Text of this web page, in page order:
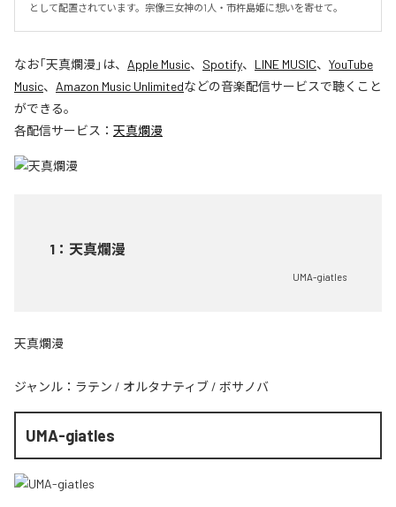
として配置されています。宗像三女神の1人・市杵島姫に想いを寄せて。
なお「天真爛漫 」は、 Apple Music、 Spotify、 LINE MUSIC、 YouTube
Music、 Amazon Music Unlimitedなどの音楽配信サービスで聴くこと
ができる。
各配信サービス： 天真爛漫
1 ： 天真爛漫
UMA-giatles
天真爛漫
ジャンル： ラテン / オルタナティブ / ボサノバ
UMA-giatles